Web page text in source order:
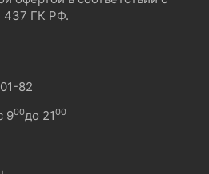
437 ГК РФ.
82
900до 2100